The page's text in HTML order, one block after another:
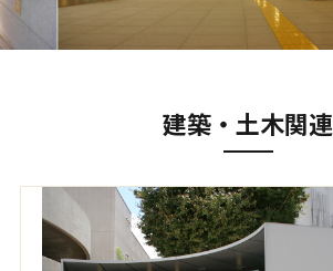
建築・土木関連